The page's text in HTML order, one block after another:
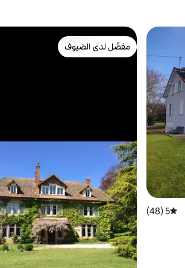
متوسط التقييم 5 من 5، 48 مراجعات
5 (48)
مفضّل لدى الضيوف
مفضّل لدى الضيوف